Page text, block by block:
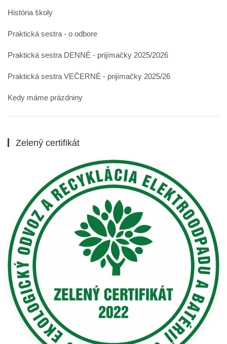
História školy
Praktická sestra - o odbore
Praktická sestra DENNÉ - prijímačky 2025/2026
Praktická sestra VEČERNÉ - prijímačky 2025/26
Kedy máme prázdniny
Zelený certifikát